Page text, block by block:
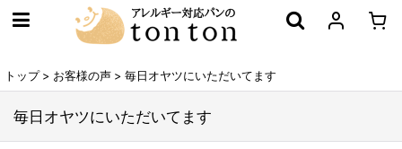
トップ > お客様の声 > 毎日オヤツにいただいてます
毎日オヤツにいただいてます